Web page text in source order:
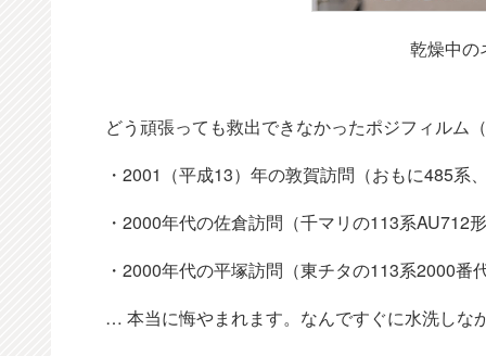
乾燥中の
どう頑張っても救出できなかったポジフィルム
・2001（平成13）年の敦賀訪問（おもに485系
・2000年代の佐倉訪問（千マリの113系AU712
・2000年代の平塚訪問（東チタの113系2000番
… 本当に悔やまれます。なんですぐに水洗しな